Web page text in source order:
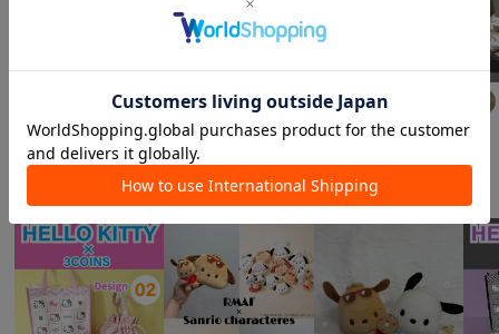
3COINS
aya
スタッフスナップ
＃サンリオ